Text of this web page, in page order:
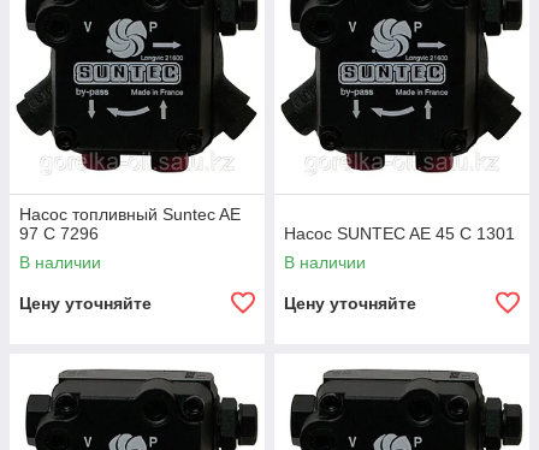
Насос топливный Suntec AE
97 C 7296
В наличии
Цену уточняйте
Насос SUNTEC AE 45 C 1301
В наличии
Цену уточняйте